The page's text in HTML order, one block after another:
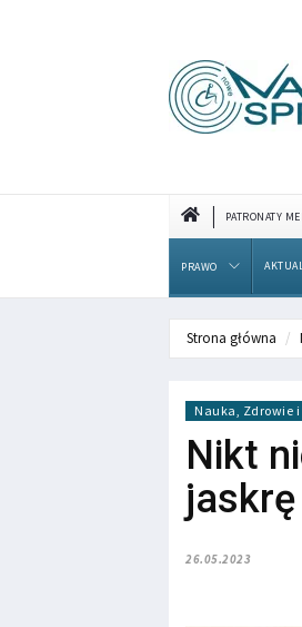
PATRONATY
PRAWO
Strona główna
Nauka, Zdrowie
Nikt
jaskrę
26.05.2023